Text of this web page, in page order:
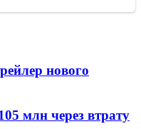
нового
млн через втрату